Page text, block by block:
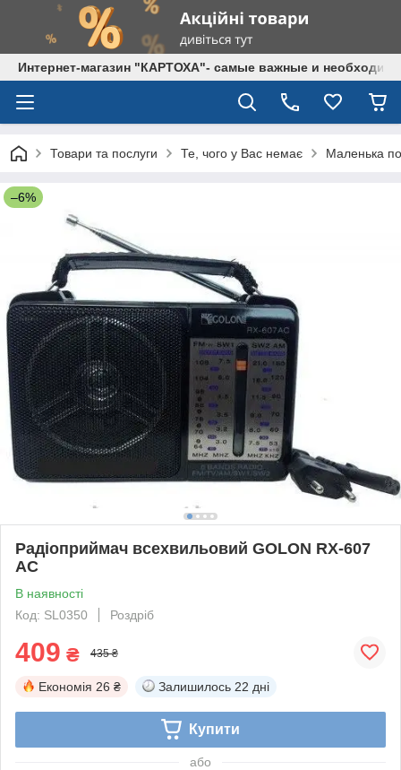
Интернет-магазин "КАРТОХА"- самые важные и
Товари та послуги Те, чого у Вас немає Маленька
–6%
Радіоприймач всехвильовий GOLON RX-607
AC
В наявності
Код: SL0350
Роздріб
409 ₴ 435 ₴
Економія 26 ₴ Залишилось 22 дні
Купити
або